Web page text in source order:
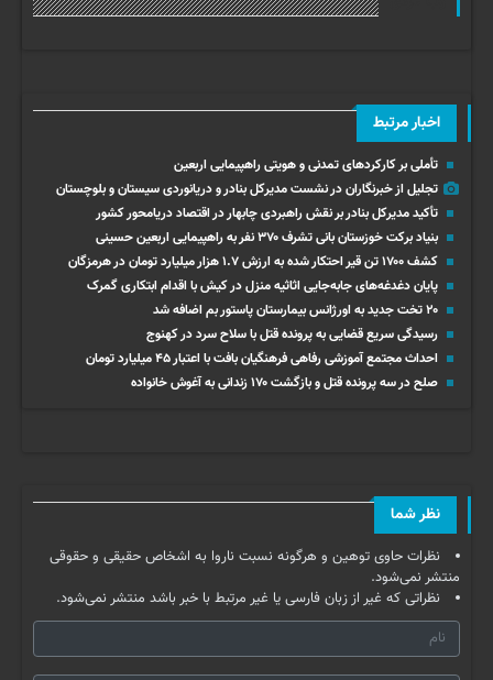
اخبار مرتبط
تأملی بر کارکردهای تمدنی و هویتی راهپیمایی اربعین
تجلیل از خبرنگاران در نشست مدیرکل بنادر و دریانوردی سیستان و بلوچستان
تأکید مدیرکل بنادر بر نقش راهبردی چابهار در اقتصاد دریامحور کشور
بنیاد برکت خوزستان بانی تشرف ۳۷۰ نفر به راهپیمایی اربعین حسینی
کشف ۱۷۰۰ تن قیر احتکار شده به ارزش ۱.۷ هزار میلیارد تومان در هرمزگان
پایان دغدغه‌های جابه‌جایی اثاثیه منزل در کیش با اقدام ابتکاری گمرک
۲۰ تخت جدید به اورژانس بیمارستان پاستور بم اضافه شد
رسیدگی سریع قضایی به پرونده قتل با سلاح سرد در کهنوج
احداث مجتمع آموزشی رفاهی فرهنگیان بافت با اعتبار ۴۵ میلیارد تومان
صلح در سه پرونده قتل و بازگشت ۱۷۰ زندانی به آغوش خانواده
نظر شما
نظرات حاوی توهین و هرگونه نسبت ناروا به اشخاص حقیقی و حقوقی
منتشر نمی‌شود.
نظراتی که غیر از زبان فارسی یا غیر مرتبط با خبر باشد منتشر نمی‌شود.